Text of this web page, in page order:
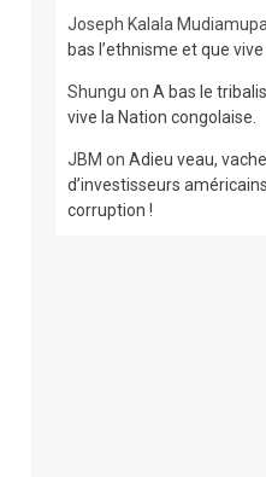
Joseph Kalala
bas l’ethnisme et que
Shungu on A bas le
vive la Nation congolaise.
JBM on Adieu veau,
d’investisseurs
corruption !